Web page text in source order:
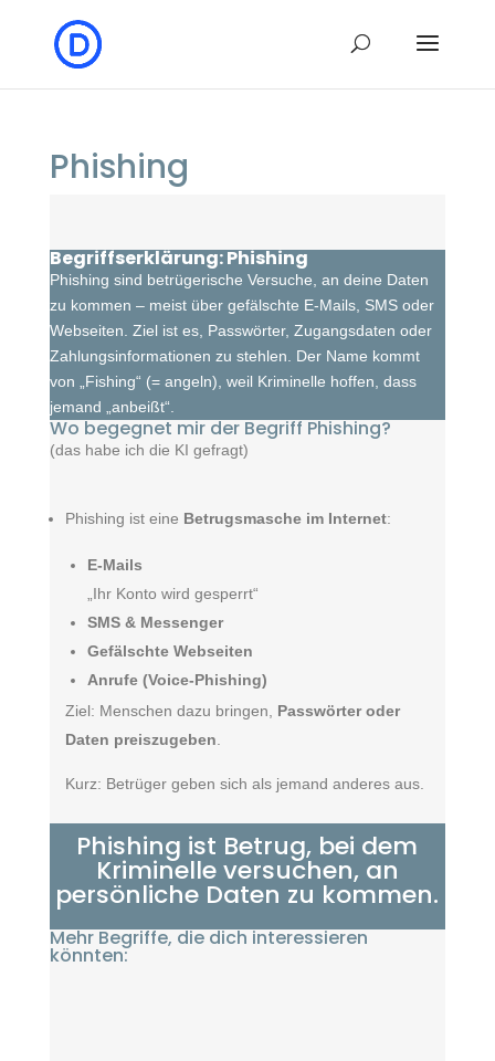
Phishing
Begriffserklärung: Phishing
Phishing sind betrügerische Versuche, an deine Daten
zu kommen – meist über gefälschte E-Mails, SMS oder
Webseiten. Ziel ist es, Passwörter, Zugangsdaten oder
Zahlungsinformationen zu stehlen. Der Name kommt
von „Fishing“ (= angeln), weil Kriminelle hoffen, dass
jemand „anbeißt“.
Wo begegnet mir der Begriff Phishing?
(das habe ich die KI gefragt)
Phishing ist eine Betrugsmasche im Internet:
E-Mails
„Ihr Konto wird gesperrt“
SMS & Messenger
Gefälschte Webseiten
Anrufe (Voice-Phishing)
Ziel: Menschen dazu bringen, Passwörter oder
Daten preiszugeben
Kurz: Betrüger geben sich als jemand anderes aus.
Phishing ist Betrug, bei dem
Kriminelle versuchen, an
persönliche Daten zu kommen.
Mehr Begriffe, die dich interessieren
könnten: